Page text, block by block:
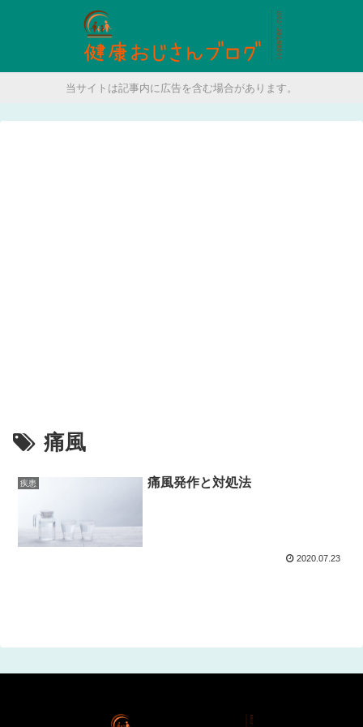
当サイトは記事内に広告を含む場合があります。
痛風
疾患 痛風発作と対処法
2020.07.23